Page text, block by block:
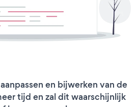
en bijwerken van de
tijd en zal dit waarschijnlijk